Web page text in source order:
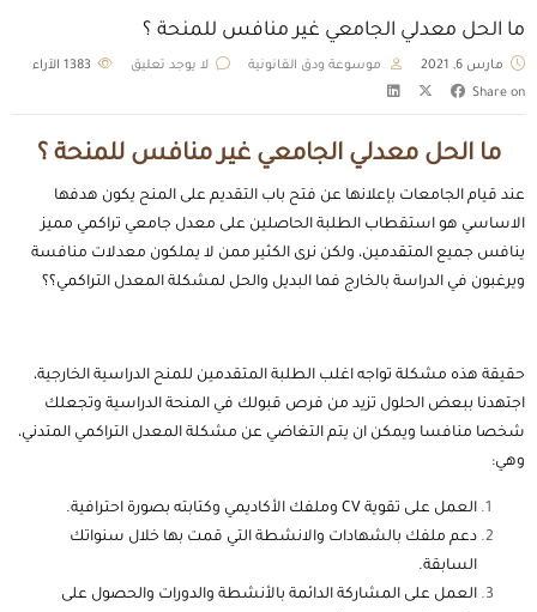
ما الحل معدلي الجامعي غير منافس للمنحة ؟
مارس 6, 2021 موسوعة ودق القانونية لا يوجد تعليق
الآراء
Share on
ما الحل معدلي الجامعي غير منافس للمنحة ؟
عند قيام الجامعات بإعلانها عن فتح باب التقديم على المنح يكون هدفها
الاساسي هو استقطاب الطلبة الحاصلين على معدل جامعي تراكمي مميز
ينافس جميع المتقدمين، ولكن نرى الكثير ممن لا يملكون معدلات منافسة
ويرغبون في الدراسة بالخارج فما البديل والحل لمشكلة المعدل التراكمي؟؟
حقيقة هذه مشكلة تواجه اغلب الطلبة المتقدمين للمنح الدراسية الخارجية،
اجتهدنا ببعض الحلول تزيد من فرص قبولك في المنحة الدراسية وتجعلك
شخصا منافسا ويمكن ان يتم التغاضي عن مشكلة المعدل التراكمي المتدني،
وهي:
العمل على تقوية CV وملفك الأكاديمي وكتابته بصورة احترافية.
دعم ملفك بالشهادات والانشطة التي قمت بها خلال سنواتك
السابقة.
العمل على المشاركة الدائمة بالأنشطة والدورات والحصول على